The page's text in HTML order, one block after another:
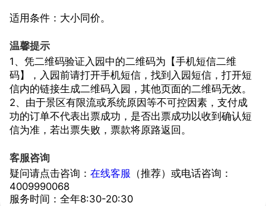
适用条件：大小同价。
温馨提示
1、凭二维码验证入园中的二维码为【手机短信二维
码】，入园前请打开手机短信，找到入园短信，打开短
信内的链接生成二维码入园，其他页面的二维码无效。
2、由于景区有限流或系统原因等不可控因素，支付成
功的订单不代表出票成功，是否出票成功以收到确认短
信为准，若出票失败，票款将原路返回。
客服咨询
疑问请点击咨询： 在线客服 （推荐）或电话咨询：
4009990068
服务时间：全年8:30-20:30